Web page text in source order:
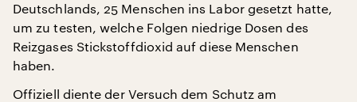
Deutschlands, 25 Menschen ins Labor gesetzt hatte,
um zu testen, welche Folgen niedrige Dosen des
Reizgases Stickstoffdioxid auf diese Menschen
haben.
Offiziell diente der Versuch dem Schutz am